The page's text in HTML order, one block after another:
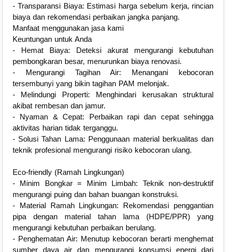
- Transparansi Biaya: Estimasi harga sebelum kerja, rincian
biaya dan rekomendasi perbaikan jangka panjang.
Manfaat menggunakan jasa kami
Keuntungan untuk Anda
- Hemat Biaya: Deteksi akurat mengurangi kebutuhan
pembongkaran besar, menurunkan biaya renovasi.
- Mengurangi Tagihan Air: Menangani kebocoran
tersembunyi yang bikin tagihan PAM melonjak.
- Melindungi Properti: Menghindari kerusakan struktural
akibat rembesan dan jamur.
- Nyaman & Cepat: Perbaikan rapi dan cepat sehingga
aktivitas harian tidak terganggu.
- Solusi Tahan Lama: Penggunaan material berkualitas dan
teknik profesional mengurangi risiko kebocoran ulang.
Eco-friendly (Ramah Lingkungan)
- Minim Bongkar = Minim Limbah: Teknik non-destruktif
mengurangi puing dan bahan buangan konstruksi.
- Material Ramah Lingkungan: Rekomendasi penggantian
pipa dengan material tahan lama (HDPE/PPR) yang
mengurangi kebutuhan perbaikan berulang.
- Penghematan Air: Menutup kebocoran berarti menghemat
sumber daya air dan mengurangi konsumsi energi dari